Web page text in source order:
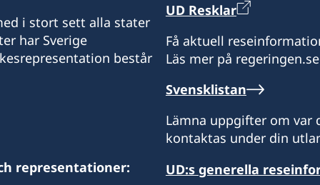
i stort sett alla stater
har Sverige
består
representationer:
UD Resklar
Få aktuell
Läs mer på
Svensklistan
Lämna uppgifter om var
kontaktas under din
UD:s generella